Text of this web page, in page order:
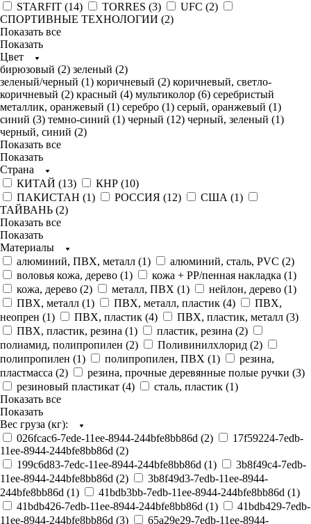
STARFIT (14) TORRES (3) UFC (2)
СПОРТИВНЫЕ ТЕХНОЛОГИИ (2)
Показать все
Показать
Цвет
бирюзовый (2) зеленый (2)
зеленый/черный (1) коричневый (2) коричневый, светло-
коричневый (2) красный (4) мультиколор (6) серебристый
металлик, оранжевый (1) серебро (1) серый, оранжевый (1)
синий (3) темно-синий (1) черный (12) черный, зеленый (1)
черный, синий (2)
Показать все
Показать
Страна
КИТАЙ (13) КНР (10)
ПАКИСТАН (1) РОССИЯ (12) США (1)
ТАЙВАНЬ (2)
Показать все
Показать
Материалы
алюминий, ПВХ, металл (1) алюминий, сталь, PVC (2)
воловья кожа, дерево (1) кожа + PP/пенная накладка (1)
кожа, дерево (2) металл, ПВХ (1) нейлон, дерево (1)
ПВХ, металл (1) ПВХ, металл, пластик (4)
ПВХ,
неопрен (1) ПВХ, пластик (4) ПВХ, пластик, металл (3)
ПВХ, пластик, резина (1) пластик, резина (2)
полиамид, полипропилен (2) Поливинилхлорид (2)
полипропилен (1) полипропилен, ПВХ (1)
резина,
пластмасса (2) резина, прочные деревянные полые ручки (3)
резиновый пластикат (4) сталь, пластик (1)
Показать все
Показать
Вес груза (кг):
026fcac6-7ede-11ee-8944-244bfe8bb86d (2)
17f59224-7edb-
11ee-8944-244bfe8bb86d (2)
199c6d83-7edc-11ee-8944-244bfe8bb86d (1)
3b8f49c4-7edb-
11ee-8944-244bfe8bb86d (2)
3b8f49d3-7edb-11ee-8944-
244bfe8bb86d (1) 41bdb3bb-7edb-11ee-8944-244bfe8bb86d (1)
41bdb426-7edb-11ee-8944-244bfe8bb86d (1)
41bdb429-7edb-
11ee-8944-244bfe8bb86d (3) 65a29e29-7edb-11ee-8944-